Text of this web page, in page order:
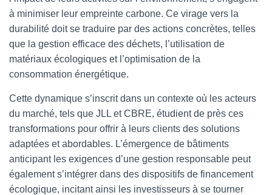
à minimiser leur empreinte carbone. Ce virage vers la
durabilité doit se traduire par des actions concrètes, telles
que la gestion efficace des déchets, l’utilisation de
matériaux écologiques et l’optimisation de la
consommation énergétique.
Cette dynamique s’inscrit dans un contexte où les acteurs
du marché, tels que JLL et CBRE, étudient de près ces
transformations pour offrir à leurs clients des solutions
adaptées et abordables. L’émergence de bâtiments
anticipant les exigences d’une gestion responsable peut
également s’intégrer dans des dispositifs de financement
écologique, incitant ainsi les investisseurs à se tourner